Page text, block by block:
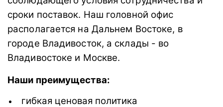
сроки поставок. Наш головной офис
располагается на Дальнем Востоке, в
городе Владивосток, а склады - во
Владивостоке и Москве.
Наши преимущества:
гибкая ценовая политика